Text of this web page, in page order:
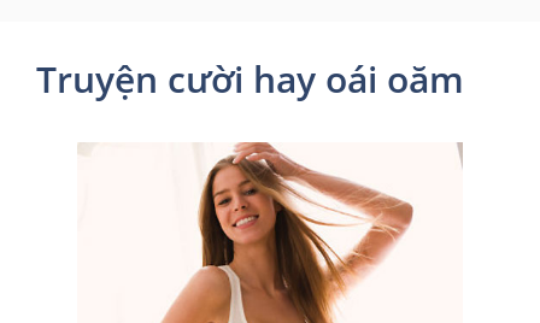
Truyện cười hay oái oăm